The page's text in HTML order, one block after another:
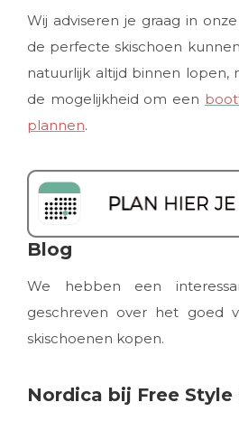
Wij adviseren je graag in
de perfecte skischoen
natuurlijk altijd binnen lopen,
de mogelijkheid om een
plannen.
Blog
We hebben een
geschreven over het goed
skischoenen kopen.
Nordica bij Free Style